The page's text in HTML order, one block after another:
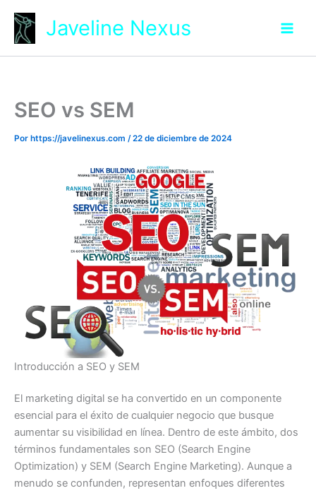
contenido
Javeline Nexus
SEO vs SEM
Por https://javelinexus.com /22 de diciembre de 2024
Introducción a SEO y SEM
El marketing digital se ha convertido en un componente
esencial para el éxito de cualquier negocio que busque
aumentar su visibilidad en línea. Dentro de este ámbito, dos
términos fundamentales son SEO (Search Engine
Optimization) y SEM (Search Engine Marketing). Aunque a
menudo se confunden, representan enfoques diferentes